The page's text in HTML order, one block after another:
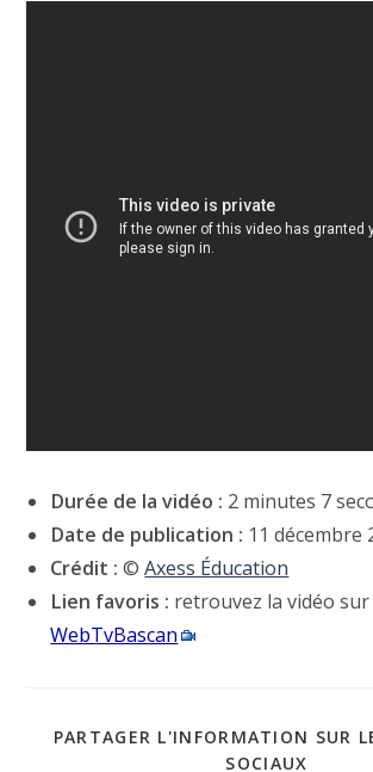
Durée de la vidéo : 2 minutes 7
Date de publication : 11 décembre
Crédit : ©Axess Éducation
Lien favoris : retrouvez la vidéo sur
WebTvBascan
PARTAGER L'INFORMATION SUR
SOCIAUX